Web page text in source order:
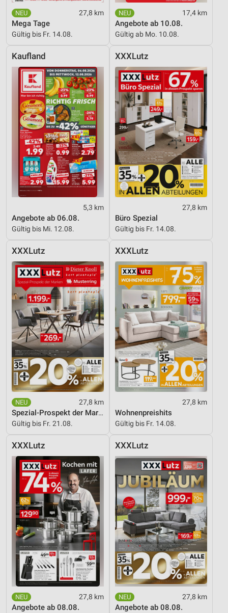
27,8 km
Mega Tage
Gültig bis Fr. 14.08.
17,4 km
Angebote ab 10.08.
Gültig ab Mo. 10.08.
Kaufland
5,3 km
Angebote ab 06.08.
Gültig bis Mi. 12.08.
XXXLutz
27,8 km
Büro Spezial
Gültig bis Fr. 14.08.
XXXLutz
27,8 km
Spezial-Prospekt der Marken
Gültig bis Fr. 21.08.
XXXLutz
27,8 km
Wohnenpreishits
Gültig bis Fr. 14.08.
XXXLutz
27,8 km
Angebote ab 08.08.
XXXLutz
27,8 km
Angebote ab 08.08.
Messung der Performance von Inhalten
Analyse von Zielgruppen durch Statistiken oder
Quellen
Entwicklung und Verbesserung der Angebote
Verwendung reduzierter Daten zur Auswahl von
Inhalten
IAB-Besonderheiten:
Verwendung genauer Standortdaten
Geräte anhand von aktiv angeforderten
Informationen identifizieren
Nicht-IAB-Verarbeitungszwecke:
Notwendig
Performance
Werbung